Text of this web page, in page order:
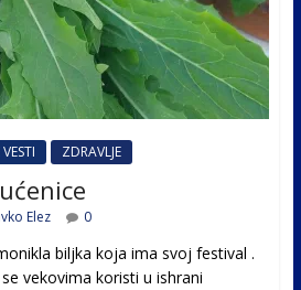
ZDRAVLJE
Elez 0
biljka koja ima svoj festival .
vekovima koristi u ishrani